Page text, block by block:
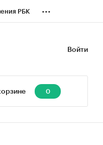
РБК ...
Войти
0